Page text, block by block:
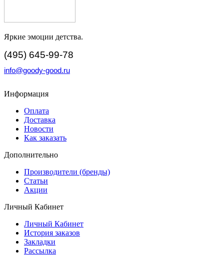
Яркие эмоции детства.
(495) 645-99-78
info@goody-good.ru
Информация
Оплата
Доставка
Новости
Как заказать
Дополнительно
Производители (бренды)
Статьи
Акции
Личный Кабинет
Личный Кабинет
История заказов
Закладки
Рассылка